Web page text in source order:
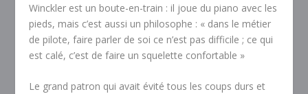
Winckler est un boute-en-train : il joue du piano avec les
pieds, mais c’est aussi un philosophe : « dans le métier
de pilote, faire parler de soi ce n’est pas difficile ; ce qui
est calé, c’est de faire un squelette confortable »
Le grand patron qui avait évité tous les coups durs et